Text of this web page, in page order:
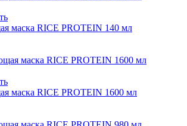
маска RICE PROTEIN 140 мл
маска RICE PROTEIN 1600 мл